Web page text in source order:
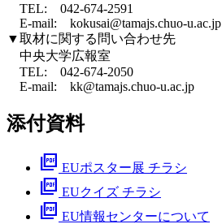
TEL: 042-674-2591
E-mail: kokusai@tamajs.chuo-u.ac.jp
▼取材に関する問い合わせ先
中央大学広報室
TEL: 042-674-2050
E-mail: kk@tamajs.chuo-u.ac.jp
添付資料
picture_as_pdf EUポスター展 チラシ
picture_as_pdf EUクイズ チラシ
picture_as_pdf EU情報センターについて